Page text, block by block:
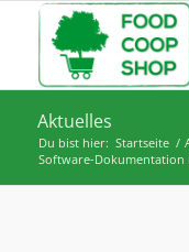
Aktuelles
Du bist hier: Startseite /
Software-Dokumentation